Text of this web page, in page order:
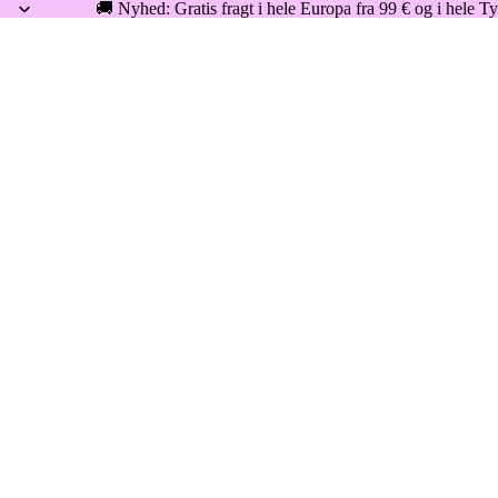
🚚 Nyhed: Gratis fragt i hele Europa fra 99 € og i hele